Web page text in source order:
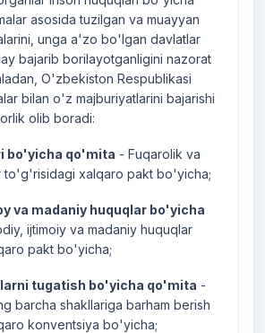
asosida tuzilgan va muayyan
unga a'zo bo'lgan davlatlar
bajarib borilayotganligini nazorat
O'zbekiston Respublikasi
bilan o'z majburiyatlarini bajarishi
olib boradi:
bo'yicha qo'mita - Fuqarolik va
to'g'risidagi xalqaro pakt bo'yicha;
va madaniy huquqlar bo'yicha
ijtimoiy va madaniy huquqlar
pakt bo'yicha;
tugatish bo'yicha qo'mita -
barcha shakllariga barham berish
konventsiya bo'yicha;